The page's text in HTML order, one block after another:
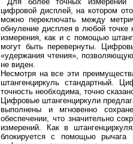
цифровой дисплей, на котором
можно переключать между
обнуление дисплея в любой
измерения, как и с помощью
могут быть перевернуты.
«удержания чтения»,
не виден.
Несмотря на все эти
штангенциркуль стандартный.
точность необходима, точно
Цифровые штангенциркули
выполнены и мгновенно
обеспечении, что значительно
измерений. Как в
блокируется с помощью рычага